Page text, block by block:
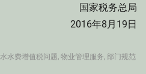
国家税务总局
2016年8月19日
水费增值税问题, 物业管理服务, 部门规范